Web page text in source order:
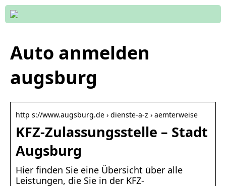
Auto anmelden
augsburg
http s://www.augsburg.de › dienste-a-z › aemterweise
KFZ-Zulassungsstelle – Stadt
Augsburg
Hier finden Sie eine Übersicht über alle
Leistungen, die Sie in der KFZ-